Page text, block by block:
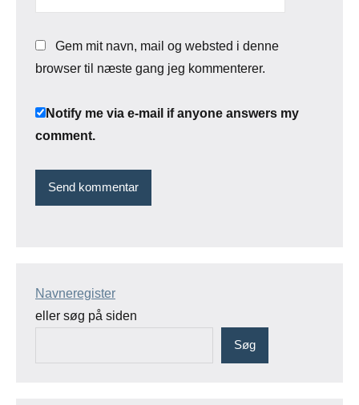
Gem mit navn, mail og websted i denne
browser til næste gang jeg kommenterer.
Notify me via e-mail if anyone answers my
comment.
Navneregister
eller søg på siden
Søg